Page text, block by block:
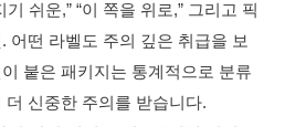
쉬운,” “이 쪽을 위로,” 그리고 픽
어떤 라벨도 주의 깊은 취급을 보
붙은 패키지는 통계적으로 분류
더 신중한 주의를 받습니다.